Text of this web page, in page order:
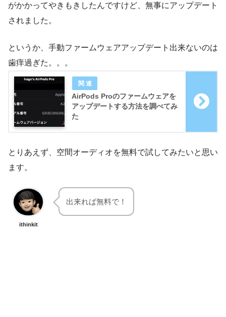
がかかってやきもきしたんですけど、無事にアップデート
されました。
というか、手動ファームウェアアップデート出来ないのは
歯痒過ぎた。。。
AirPods Proのファームウェアを
アップデートする方法を調べてみ
た
とりあえず、空間オーディオを無料で試してみたいと思い
ます。
ithinkit
出来れば無料で！